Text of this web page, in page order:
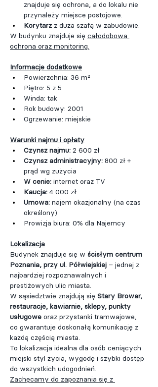
znajduje się ochrona, a do lokalu nie
przynależy miejsce postojowe.
Korytarz z duża szafą w zabudowie.
W budynku znajduje się całodobowa
ochrona oraz monitoring.
Informacje dodatkowe
Powierzchnia: 36 m²
Piętro: 5 z 5
Winda: tak
Rok budowy: 2001
Ogrzewanie: miejskie
Warunki najmu i opłaty
Czynsz najmu: 2 600 zł
Czynsz administracyjny: 800 zł +
prąd wg zużycia
W cenie: internet oraz TV
Kaucja: 4 000 zł
Umowa: najem okazjonalny (na czas
określony)
Prowizja biura: 0% dla Najemcy
Lokalizacja
Budynek znajduje się w ścisłym centrum
Poznania, przy ul. Półwiejskiej – jednej z
najbardziej rozpoznawalnych i
prestiżowych ulic miasta.
W sąsiedztwie znajdują się Stary Browar,
restauracje, kawiarnie, sklepy, punkty
usługowe oraz przystanki tramwajowe,
co gwarantuje doskonałą komunikację z
każdą częścią miasta.
To lokalizacja idealna dla osób ceniących
miejski styl życia, wygodę i szybki dostęp
do wszystkich udogodnień.
Zachęcamy do zapoznania się z